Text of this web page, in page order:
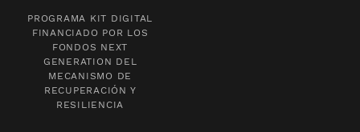
PROGRAMA KIT DIGITAL
FINANCIADO POR LOS
FONDOS NEXT
GENERATION DEL
MECANISMO DE
RECUPERACIÓN Y
RESILIENCIA